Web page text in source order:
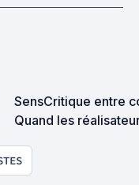
SensCritique entre
Quand les